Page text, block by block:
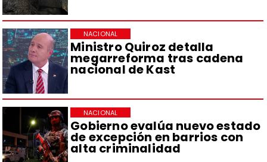
Ministro Quiroz detalla
megarreforma tras cadena
nacional de Kast
NACIONAL
Gobierno evalúa nuevo estado
de excepción en barrios con
alta criminalidad
NACIONAL